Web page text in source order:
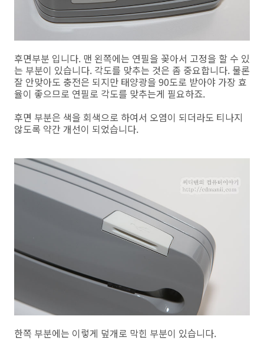
후면부분 입니다. 맨 왼쪽에는 연필을 꽂아서 고정을 할 수 있
는 부분이 있습니다. 각도를 맞추는 것은 좀 중요합니다. 물론
잘 안맞아도 충전은 되지만 태양광을 90도로 받아야 가장 효
율이 좋으므로 연필로 각도를 맞추는게 필요하죠.
후면 부분은 색을 회색으로 하여서 오염이 되더라도 티나지
않도록 약간 개선이 되었습니다.
한쪽 부분에는 이렇게 덮개로 막힌 부분이 있습니다.